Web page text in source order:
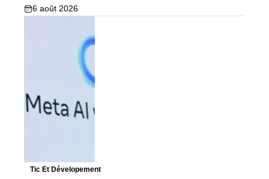
6 août 2026
Tic Et Dévelopement